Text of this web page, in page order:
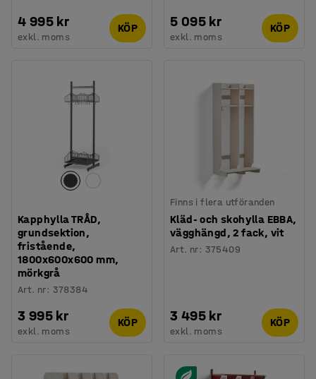
4 995 kr
exkl. moms
KÖP 5 095 kr
exkl. moms
KÖP
Kapphylla TRÅD,
grundsektion,
fristående,
1800x600x600 mm,
mörkgrå
Art. nr: 378384
3 995 kr
exkl. moms
KÖP
Finns i flera utföranden
Kläd- och skohylla EBBA,
vägghängd, 2 fack, vit
Art. nr: 375409
3 495 kr
exkl. moms
KÖP